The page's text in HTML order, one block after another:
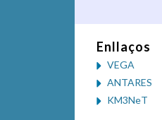
Enllaços
VEGA
ANTARES
KM3NeT